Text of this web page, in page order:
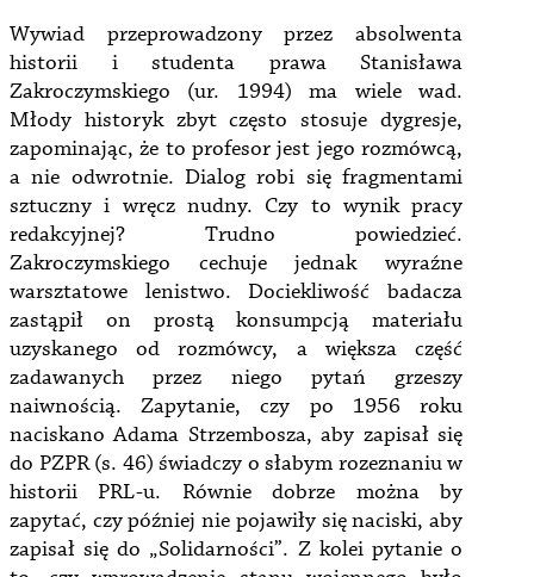
Wywiad przeprowadzony przez absolwenta
historii i studenta prawa Stanisława
Zakroczymskiego (ur. 1994) ma wiele wad.
Młody historyk zbyt często stosuje dygresje,
zapominając, że to profesor jest jego rozmówcą,
a nie odwrotnie. Dialog robi się fragmentami
sztuczny i wręcz nudny. Czy to wynik pracy
redakcyjnej? Trudno powiedzieć.
Zakroczymskiego cechuje jednak wyraźne
warsztatowe lenistwo. Dociekliwość badacza
zastąpił on prostą konsumpcją materiału
uzyskanego od rozmówcy, a większa część
zadawanych przez niego pytań grzeszy
naiwnością. Zapytanie, czy po 1956 roku
naciskano Adama Strzembosza, aby zapisał się
do PZPR (s. 46) świadczy o słabym rozeznaniu w
historii PRL-u. Równie dobrze można by
zapytać, czy później nie pojawiły się naciski, aby
zapisał się do „Solidarności”. Z kolei pytanie o